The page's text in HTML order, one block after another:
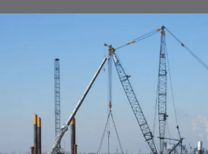
Le projet portait sur
du canal Albert. Les travaux
englobaient : la construction
berge gauche d’un nouveau
quai (profondeur de …
En savoir plus